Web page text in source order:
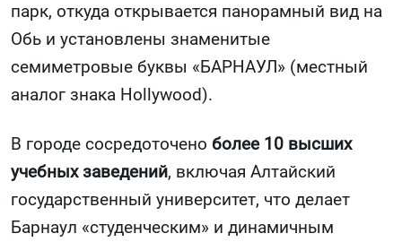
парк, откуда открывается панорамный вид на
Обь и установлены знаменитые
семиметровые буквы «БАРНАУЛ» (местный
аналог знака Hollywood).
В городе сосредоточено более 10 высших
учебных заведений, включая Алтайский
государственный университет, что делает
Барнаул «студенческим» и динамичным